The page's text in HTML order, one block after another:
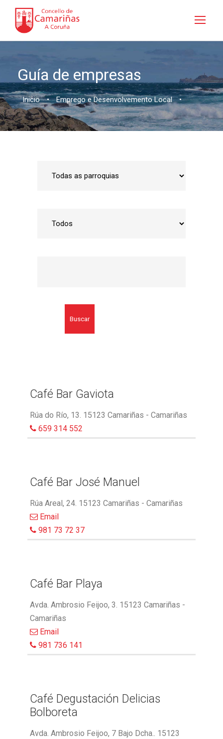
Guía de empresas
Inicio • Emprego e Desenvolvemento Local •
Buscar
Café Bar Gaviota
Rúa do Río, 13. 15123 Camariñas - Camariñas
659 314 552
Café Bar José Manuel
Rúa Areal, 24. 15123 Camariñas - Camariñas
Email
981 73 72 37
Café Bar Playa
Avda. Ambrosio Feijoo, 3. 15123 Camariñas -
Camariñas
Email
981 736 141
Café Degustación Delicias
Bolboreta
Avda. Ambrosio Feijoo, 7 Bajo Dcha.. 15123